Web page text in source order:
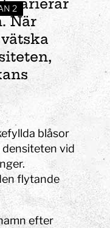
2
varierar
När
blåsor
densiteten vid
flytande
efter